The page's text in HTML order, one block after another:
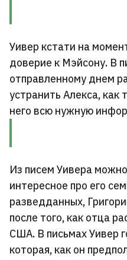
Уивер кстати на
доверие к Мэйсону. В
отправленному днем
устранить Алекса, как
него всю нужную
Из писем Уивера
интересное про его
разведданных,
после того, как отца
США. В письмах Уивер
которая, как он